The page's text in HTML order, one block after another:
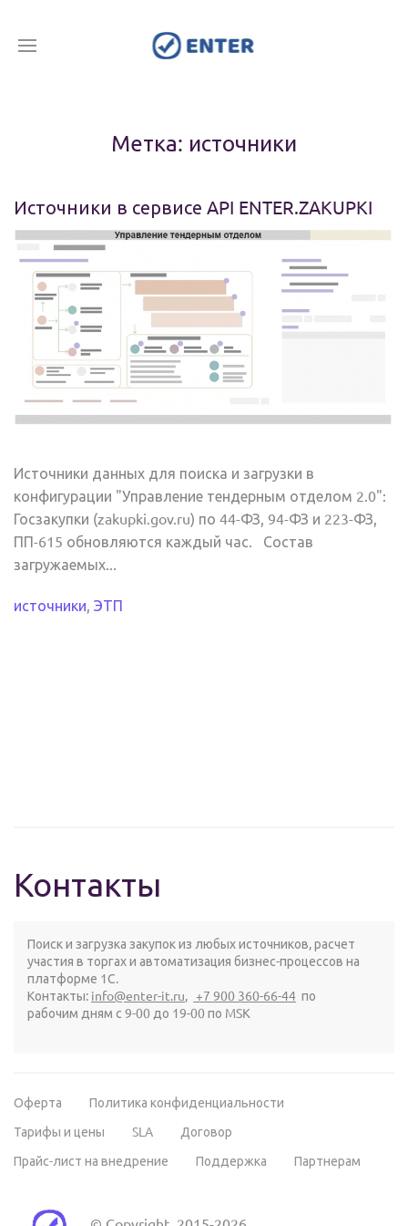
Метка: источники
Источники в сервисе API ENTER.ZAKUPKI
Источники данных для поиска и загрузки в
конфигурации "Управление тендерным отделом 2.0":
Госзакупки (zakupki.gov.ru) по 44-ФЗ, 94-ФЗ и 223-ФЗ,
ПП-615 обновляются каждый час. Состав
загружаемых...
источники ЭТП
Контакты
Поиск и загрузка закупок из любых источников, расчет
участия в торгах и автоматизация бизнес-процессов на
платформе 1С.
Контакты: info@enter-it.ru, +7 900 360-66-44 по
рабочим дням с 9-00 до 19-00 по MSK
Оферта
Политика конфиденциальности
Тарифы и цены
SLA
Договор
Прайс-лист на внедрение
Поддержка Партнерам